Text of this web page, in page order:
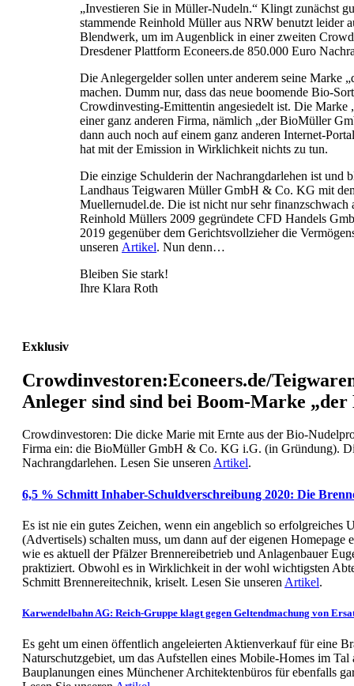
„Investieren Sie in Müller-Nudeln.“ Klingt zunächst
stammende Reinhold Müller aus NRW benutzt leider
Blendwerk, um im Augenblick in einer zweiten
Dresdener Plattform Econeers.de 850.000 Euro
Die Anlegergelder sollen unter anderem seine Marke
machen. Dumm nur, dass das neue boomende Bio-
Crowdinvesting-Emittentin angesiedelt ist. Die
einer ganz anderen Firma, nämlich „der BioMüller
dann auch noch auf einem ganz anderen Internet-
hat mit der Emission in Wirklichkeit nichts zu tun.
Die einzige Schulderin der Nachrangdarlehen ist und
Landhaus Teigwaren Müller GmbH & Co. KG mit
Muellernudel.de. Die ist nicht nur sehr
Reinhold Müllers 2009 gegründete CFD Handels
2019 gegenüber dem Gerichtsvollzieher die
unseren Artikel. Nun denn…
Bleiben Sie stark!
Ihre Klara Roth
Exklusiv
Crowdinvestoren:Econeers.de/
Anleger sind sind bei Boom-Marke
Crowdinvestoren: Die dicke Marie mit Ernte aus der Bio-
Firma ein: die BioMüller GmbH & Co. KG i.G. (in Gründung).
Nachrangdarlehen. Lesen Sie unserenArtikel.
6,5 % Schmitt Inhaber-Schuldverschreibung 2020: Die
Es ist nie ein gutes Zeichen, wenn ein angeblich so erfolgreiches
(Advertisels) schalten muss, um dann auf der eigenen Homepage
wie es aktuell der Pfälzer Brennereibetrieb und Anlagenbauer
praktiziert. Obwohl es in Wirklichkeit in der wohl wichtigsten
Schmitt Brennereitechnik, kriselt. Lesen Sie unseren Artikel.
Karwendelbahn AG: Reich-Gruppe klagt gegen Geltendmachung von
Es geht um einen öffentlich angeleierten Aktienverkauf für eine
Naturschutzgebiet, um das Aufstellen eines Mobile-Homes im Tal
Bauplanungen eines Münchener Architektenbüros für ebenfalls